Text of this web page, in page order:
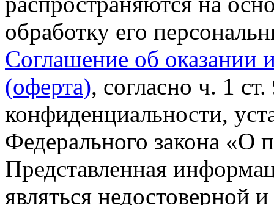
обработку его
Соглашение об оказании
(оферта), согласно ч. 1
конфиденциальности,
Федерального закона «О
Представленная
являться недостоверной